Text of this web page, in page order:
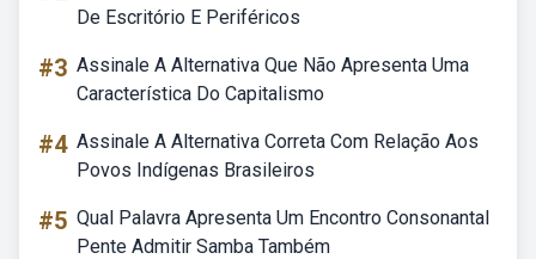
De Escritório E Periféricos
#3 Assinale A Alternativa Que Não Apresenta Uma
Característica Do Capitalismo
#4 Assinale A Alternativa Correta Com Relação Aos
Povos Indígenas Brasileiros
#5 Qual Palavra Apresenta Um Encontro Consonantal
Pente Admitir Samba Também